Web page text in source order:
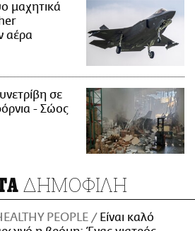
μαχητικά
αέρα
σε
- Σώος
ΔΗΜΟΦΙΛΗ
PEOPLE
Είναι καλό